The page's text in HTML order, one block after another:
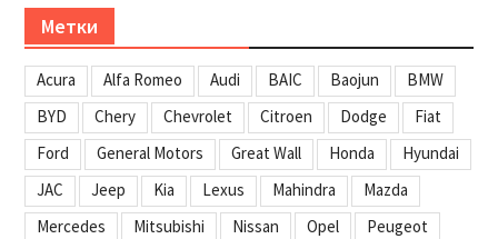
Метки
Acura Alfa Romeo Audi BAIC Baojun
BMW
BYD
Chery Chevrolet Citroen Dodge
Fiat
Ford
General Motors Great Wall Honda
Hyundai
JAC
Jeep Kia Lexus Mahindra
Mazda
Mercedes
Mitsubishi Nissan Opel
Peugeot